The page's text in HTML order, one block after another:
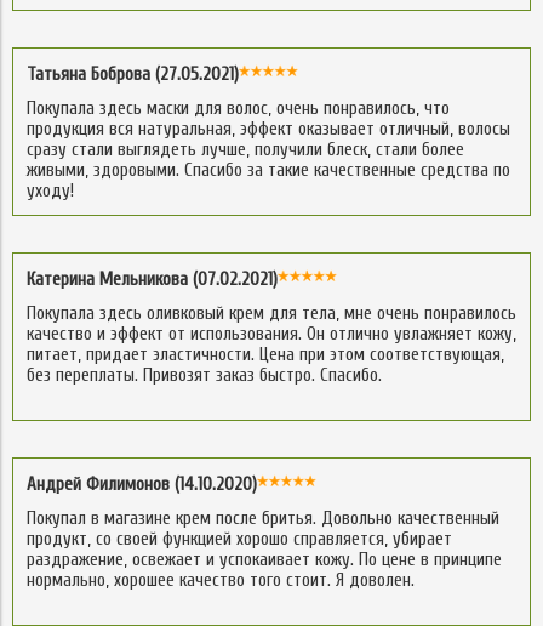
Татьяна Боброва (27.05.2021)
Покупала здесь маски для волос, очень понравилось, что
продукция вся натуральная, эффект оказывает отличный, волосы
сразу стали выглядеть лучше, получили блеск, стали более
живыми, здоровыми. Спасибо за такие качественные средства по
уходу!
Катерина Мельникова (07.02.2021)
Покупала здесь оливковый крем для тела, мне очень понравилось
качество и эффект от использования. Он отлично увлажняет кожу,
питает, придает эластичности. Цена при этом соответствующая,
без переплаты. Привозят заказ быстро. Спасибо.
Андрей Филимонов (14.10.2020)
Покупал в магазине крем после бритья. Довольно качественный
продукт, со своей функцией хорошо справляется, убирает
раздражение, освежает и успокаивает кожу. По цене в принципе
нормально, хорошее качество того стоит. Я доволен.